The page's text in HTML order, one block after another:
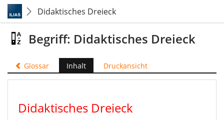
Didaktisches Dreieck
Begriff: Didaktisches Dreieck
Glossar Inhalt Druckansicht
Didaktisches Dreieck